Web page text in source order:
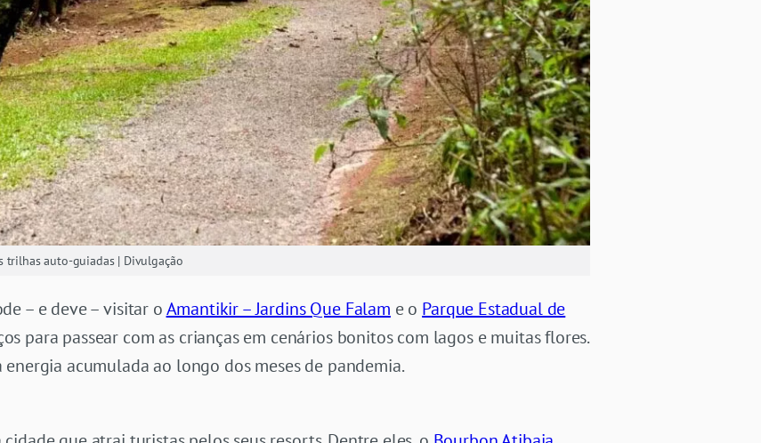
trilhas auto-guiadas | Divulgação
– e deve – visitar oAmantikir – Jardins Que Falam e o Parque Estadual de
para passear com as crianças em cenários bonitos com lagos e muitas flores.
acumulada ao longo dos meses de pandemia.